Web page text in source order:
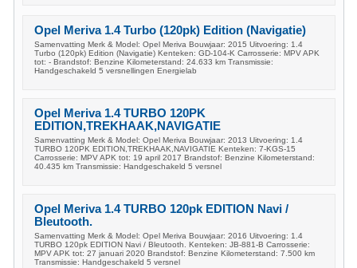
Opel Meriva 1.4 Turbo (120pk) Edition (Navigatie)
Samenvatting Merk & Model: Opel Meriva Bouwjaar: 2015 Uitvoering: 1.4
Turbo (120pk) Edition (Navigatie) Kenteken: GD-104-K Carrosserie: MPV APK
tot: - Brandstof: Benzine Kilometerstand: 24.633 km Transmissie:
Handgeschakeld 5 versnellingen Energielab
Opel Meriva 1.4 TURBO 120PK
EDITION,TREKHAAK,NAVIGATIE
Samenvatting Merk & Model: Opel Meriva Bouwjaar: 2013 Uitvoering: 1.4
TURBO 120PK EDITION,TREKHAAK,NAVIGATIE Kenteken: 7-KGS-15
Carrosserie: MPV APK tot: 19 april 2017 Brandstof: Benzine Kilometerstand:
40.435 km Transmissie: Handgeschakeld 5 versnel
Opel Meriva 1.4 TURBO 120pk EDITION Navi /
Bleutooth.
Samenvatting Merk & Model: Opel Meriva Bouwjaar: 2016 Uitvoering: 1.4
TURBO 120pk EDITION Navi / Bleutooth. Kenteken: JB-881-B Carrosserie:
MPV APK tot: 27 januari 2020 Brandstof: Benzine Kilometerstand: 7.500 km
Transmissie: Handgeschakeld 5 versnel